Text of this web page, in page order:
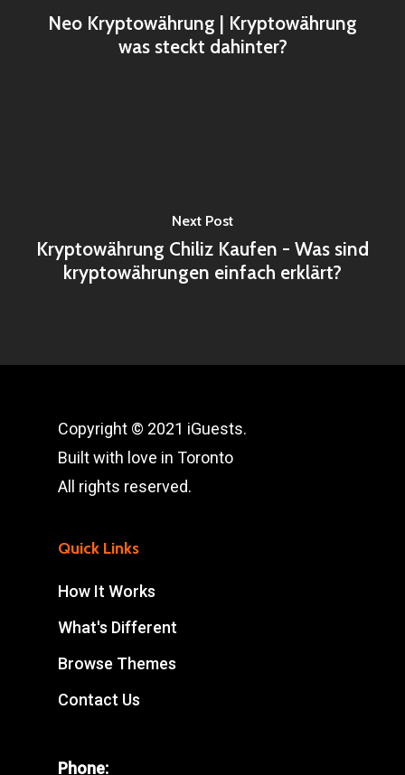
Neo Kryptowährung | Kryptowährung
was steckt dahinter?
Next Post
Kryptowährung Chiliz Kaufen - Was sind
kryptowährungen einfach erklärt?
Copyright © 2021 iGuests.
Built with love in Toronto
All rights reserved.
Quick Links
How It Works
What's Different
Browse Themes
Contact Us
Phone: